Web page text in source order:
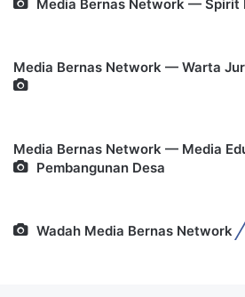
Media Bernas Network — Spirit
Media Bernas Network — Warta
Media Bernas Network — Media
Pembangunan Desa
Wadah Media Bernas Network